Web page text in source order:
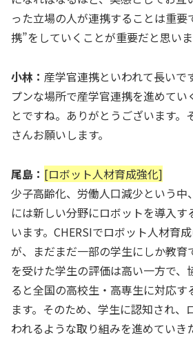
った立場の人が連携することは重要
携”をしていくことが重要だと思いま
小林： 産学官連携といわれて長いで
プンな場所で産学官連携を進めてい
とですね。ありがとうございます。
さんお願いします。
尾島： [ロボット人材育成強化]
少子高齢化、労働人口減少という中
には新しい分野にロボットを導入す
います。CHERSIでロボット人材育
が、まだまだ一部の学生にしか教育
を受けた学生の評価は高い一方で、
ると全国の高校生・高専生に対応す
ます。そのため、学生に認知され、
われるような取り組みを進めていき